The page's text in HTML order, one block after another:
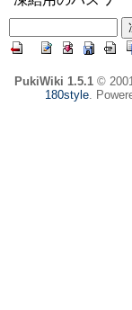
PukiWiki 1.5.1©
180style.